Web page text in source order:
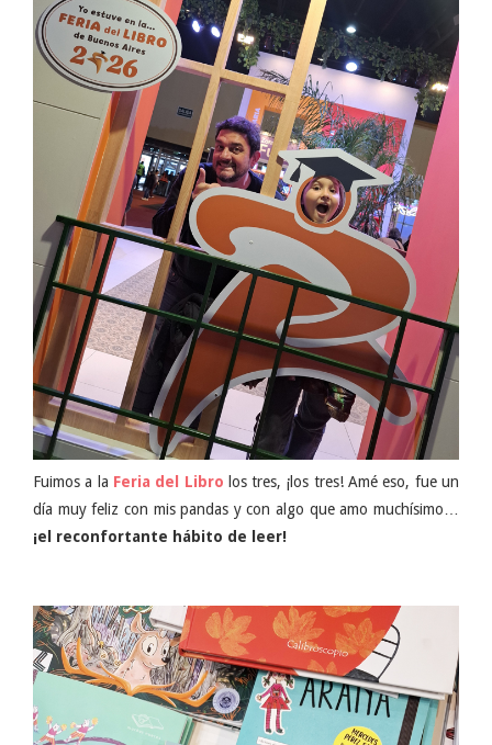
Fuimos a la Feria del Libro los tres, ¡los tres! Amé eso, fue un
día muy feliz con mis pandas y con algo que amo muchísimo…
¡el reconfortante hábito de leer!